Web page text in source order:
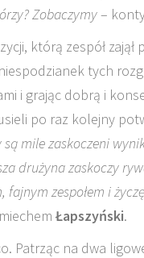
Zobaczymy–
którą zespół zajął
tych
i grając dobrą i
po raz kolejny
są mile zaskoczeni
drużyna zaskoczy
fajnym zespołem i
Łapszyński.
Patrząc na dwa